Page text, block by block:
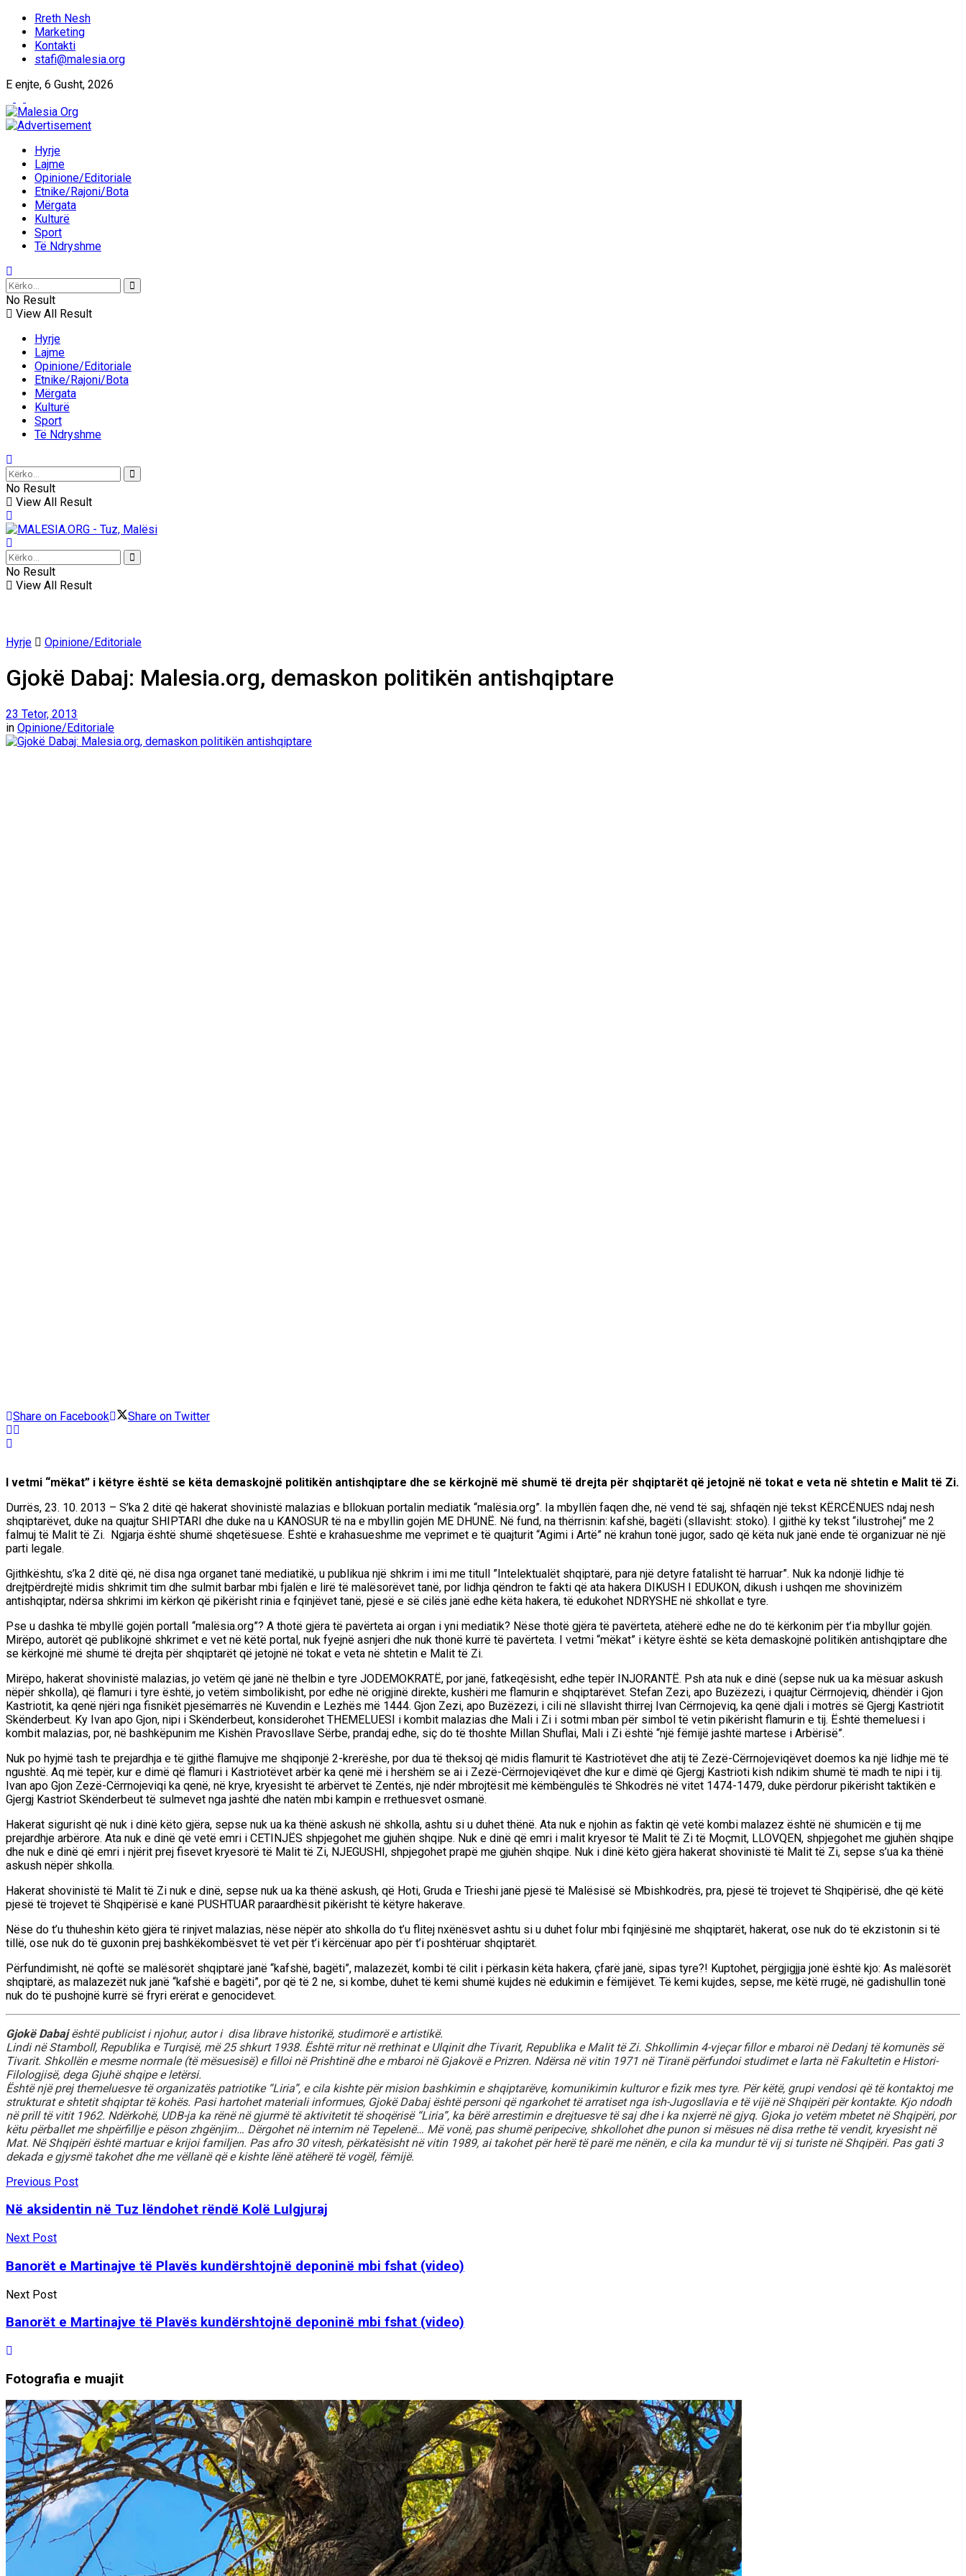
Rreth Nesh
Marketing
Kontakti
stafi@malesia.org
E enjte, 6 Gusht, 2026
Hyrje
Lajme
Opinione/Editoriale
Etnike/Rajoni/Bota
Mërgata
Kulturë
Sport
Të Ndryshme
No Result
View All Result
Hyrje
Lajme
Opinione/Editoriale
Etnike/Rajoni/Bota
Mërgata
Kulturë
Sport
Të Ndryshme
No Result
View All Result
No Result
View All Result
Hyrje Opinione/Editoriale
Gjokë Dabaj: Malesia.org, demaskon politikën antishqiptare
23 Tetor, 2013
in Opinione/Editoriale
Share on Facebook Share on Twitter
I vetmi “mëkat” i këtyre është se këta demaskojnë politikën antishqiptare dhe se kërkojnë më shumë të drejta për shqiptarët që jetojnë në tokat e veta në shtetin e Malit të Zi.
Durrës, 23. 10. 2013 – S’ka 2 ditë që hakerat shovinistë malazias e bllokuan portalin mediatik “malësia.org”. Ia mbyllën faqen dhe, në vend të saj, shfaqën një tekst KËRCËNUES ndaj nesh
shqiptarëvet, duke na quajtur SHIPTARI dhe duke na u KANOSUR të na e mbyllin gojën ME DHUNË. Në fund, na thërrisnin: kafshë, bagëti (sllavisht: stoko). I gjithë ky tekst “ilustrohej” me 2
falmuj të Malit të Zi. Ngjarja është shumë shqetësuese. Është e krahasueshme me veprimet e të quajturit “Agimi i Artë” në krahun tonë jugor, sado që këta nuk janë ende të organizuar në një
parti legale.
Gjithkështu, s’ka 2 ditë që, në disa nga organet tanë mediatikë, u publikua një shkrim i imi me titull ”Intelektualët shqiptarë, para një detyre fatalisht të harruar”. Nuk ka ndonjë lidhje të
drejtpërdrejtë midis shkrimit tim dhe sulmit barbar mbi fjalën e lirë të malësorëvet tanë, por lidhja qëndron te fakti që ata hakera DIKUSH I EDUKON, dikush i ushqen me shovinizëm
antishqiptar, ndërsa shkrimi im kërkon që pikërisht rinia e fqinjëvet tanë, pjesë e së cilës janë edhe këta hakera, të edukohet NDRYSHE në shkollat e tyre.
Pse u dashka të mbyllë gojën portalI “malësia.org”? A thotë gjëra të pavërteta ai organ i yni mediatik? Nëse thotë gjëra të pavërteta, atëherë edhe ne do të kërkonim për t’ia mbyllur gojën.
Mirëpo, autorët që publikojnë shkrimet e vet në këtë portal, nuk fyejnë asnjeri dhe nuk thonë kurrë të pavërteta. I vetmi “mëkat” i këtyre është se këta demaskojnë politikën antishqiptare dhe
se kërkojnë më shumë të drejta për shqiptarët që jetojnë në tokat e veta në shtetin e Malit të Zi.
Mirëpo, hakerat shovinistë malazias, jo vetëm që janë në thelbin e tyre JODEMOKRATË, por janë, fatkeqësisht, edhe tepër INJORANTË. Psh ata nuk e dinë (sepse nuk ua ka mësuar askush
nëpër shkolla), që flamuri i tyre është, jo vetëm simbolikisht, por edhe në origjinë direkte, kushëri me flamurin e shqiptarëvet. Stefan Zezi, apo Buzëzezi, i quajtur Cërrnojeviq, dhëndër i Gjon
Kastriotit, ka qenë njëri nga fisnikët pjesëmarrës në Kuvendin e Lezhës më 1444. Gjon Zezi, apo Buzëzezi, i cili në sllavisht thirrej Ivan Cërrnojeviq, ka qenë djali i motrës së Gjergj Kastriotit
Skënderbeut. Ky Ivan apo Gjon, nipi i Skënderbeut, konsiderohet THEMELUESI i kombit malazias dhe Mali i Zi i sotmi mban për simbol të vetin pikërisht flamurin e tij. Është themeluesi i
kombit malazias, por, në bashkëpunim me Kishën Pravosllave Sërbe, prandaj edhe, siç do të thoshte Millan Shuflai, Mali i Zi është “një fëmijë jashtë martese i Arbërisë”.
Nuk po hyjmë tash te prejardhja e të gjithë flamujve me shqiponjë 2-krerëshe, por dua të theksoj që midis flamurit të Kastriotëvet dhe atij të Zezë-Cërrnojeviqëvet doemos ka një lidhje më të
ngushtë. Aq më tepër, kur e dimë që flamuri i Kastriotëvet arbër ka qenë më i hershëm se ai i Zezë-Cërrnojeviqëvet dhe kur e dimë që Gjergj Kastrioti kish ndikim shumë të madh te nipi i tij.
Ivan apo Gjon Zezë-Cërrnojeviqi ka qenë, në krye, kryesisht të arbërvet të Zentës, një ndër mbrojtësit më këmbëngulës të Shkodrës në vitet 1474-1479, duke përdorur pikërisht taktikën e
Gjergj Kastriot Skënderbeut të sulmevet nga jashtë dhe natën mbi kampin e rrethuesvet osmanë.
Hakerat sigurisht që nuk i dinë këto gjëra, sepse nuk ua ka thënë askush në shkolla, ashtu si u duhet thënë. Ata nuk e njohin as faktin që vetë kombi malazez është në shumicën e tij me
prejardhje arbërore. Ata nuk e dinë që vetë emri i CETINJËS shpjegohet me gjuhën shqipe. Nuk e dinë që emri i malit kryesor të Malit të Zi të Moçmit, LLOVQEN, shpjegohet me gjuhën shqipe
dhe nuk e dinë që emri i njërit prej fisevet kryesorë të Malit të Zi, NJEGUSHI, shpjegohet prapë me gjuhën shqipe. Nuk i dinë këto gjëra hakerat shovinistë të Malit të Zi, sepse s’ua ka thënë
askush nëpër shkolla.
Hakerat shovinistë të Malit të Zi nuk e dinë, sepse nuk ua ka thënë askush, që Hoti, Gruda e Trieshi janë pjesë të Malësisë së Mbishkodrës, pra, pjesë të trojevet të Shqipërisë, dhe që këtë
pjesë të trojevet të Shqipërisë e kanë PUSHTUAR paraardhësit pikërisht të këtyre hakerave.
Nëse do t’u thuheshin këto gjëra të rinjvet malazias, nëse nëpër ato shkolla do t’u flitej nxënësvet ashtu si u duhet folur mbi fqinjësinë me shqiptarët, hakerat, ose nuk do të ekzistonin si të
tillë, ose nuk do të guxonin prej bashkëkombësvet të vet për t’i kërcënuar apo për t’i poshtëruar shqiptarët.
Përfundimisht, në qoftë se malësorët shqiptarë janë “kafshë, bagëti”, malazezët, kombi të cilit i përkasin këta hakera, çfarë janë, sipas tyre?! Kuptohet, përgjigjja jonë është kjo: As malësorët
shqiptarë, as malazezët nuk janë “kafshë e bagëti”, por që të 2 ne, si kombe, duhet të kemi shumë kujdes në edukimin e fëmijëvet. Të kemi kujdes, sepse, me këtë rrugë, në gadishullin tonë
nuk do të pushojnë kurrë së fryri erërat e genocidevet.
Gjokë Dabajështë publicist i njohur, autor i disa librave historikë, studimorë e artistikë.
Lindi në Stamboll, Republika e Turqisë, më 25 shkurt 1938. Është rritur në rrethinat e Ulqinit dhe Tivarit, Republika e Malit të Zi. Shkollimin 4-vjeçar fillor e mbaroi në Dedanj të komunës së
Tivarit. Shkollën e mesme normale (të mësuesisë) e filloi në Prishtinë dhe e mbaroi në Gjakovë e Prizren. Ndërsa në vitin 1971 në Tiranë përfundoi studimet e larta në Fakultetin e Histori-
Filologjisë, dega Gjuhë shqipe e letërsi.
Është një prej themeluesve të organizatës patriotike “Liria”, e cila kishte për mision bashkimin e shqiptarëve, komunikimin kulturor e fizik mes tyre. Për këtë, grupi vendosi që të kontaktoj me
strukturat e shtetit shqiptar të kohës. Pasi hartohet materiali informues, Gjokë Dabaj është personi që ngarkohet të arratiset nga ish-Jugosllavia e të vijë në Shqipëri për kontakte. Kjo ndodh
në prill të vitit 1962. Ndërkohë, UDB-ja ka rënë në gjurmë të aktivitetit të shoqërisë “Liria”, ka bërë arrestimin e drejtuesve të saj dhe i ka nxjerrë në gjyq. Gjoka jo vetëm mbetet në Shqipëri, por
këtu përballet me shpërfillje e pëson zhgënjim… Dërgohet në internim në Tepelenë… Më vonë, pas shumë peripecive, shkollohet dhe punon si mësues në disa rrethe të vendit, kryesisht në
Mat. Në Shqipëri është martuar e krijoi familjen. Pas afro 30 vitesh, përkatësisht në vitin 1989, ai takohet për herë të parë me nënën, e cila ka mundur të vij si turiste në Shqipëri. Pas gati 3
dekada e gjysmë takohet dhe me vëllanë që e kishte lënë atëherë të vogël, fëmijë.
Previous Post
Në aksidentin në Tuz lëndohet rëndë Kolë Lulgjuraj
Next Post
Banorët e Martinajve të Plavës kundërshtojnë deponinë mbi fshat (video)
Next Post
Banorët e Martinajve të Plavës kundërshtojnë deponinë mbi fshat (video)
Fotografia e muajit